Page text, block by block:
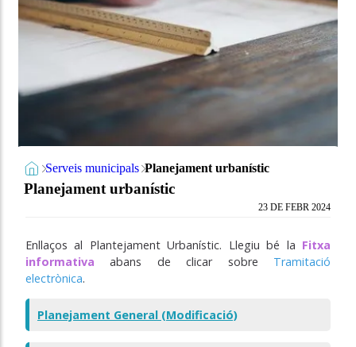
Serveis municipals Planejament urbanístic
Planejament urbanístic
23 DE FEBR 2024
Enllaços al Plantejament Urbanístic. Llegiu bé la Fitxa
informativa abans de clicar sobre Tramitació
electrònica.
Planejament General (Modificació)